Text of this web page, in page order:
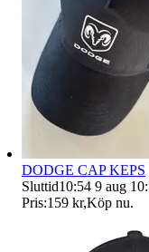
DODGE CAP KEPS
Sluttid10:54 9 aug
Pris:159 kr,Köp nu.